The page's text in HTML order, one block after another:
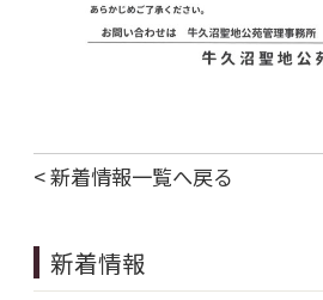
< 新着情報一覧へ戻る
新着情報